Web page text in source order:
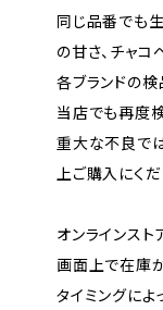
同じ品番でも
の甘さ、チャコ
各ブランドの
当店でも再度検
重大な不良で
上ご購入にくだ
オンラインスト
画面上で在庫
タイミングに